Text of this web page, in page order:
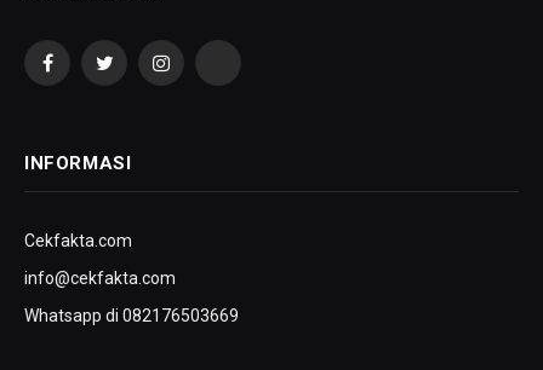
FacebookTwitterInstagramYouTube
INFORMASI
Cekfakta.com
info@cekfakta.com
Whatsapp di 082176503669